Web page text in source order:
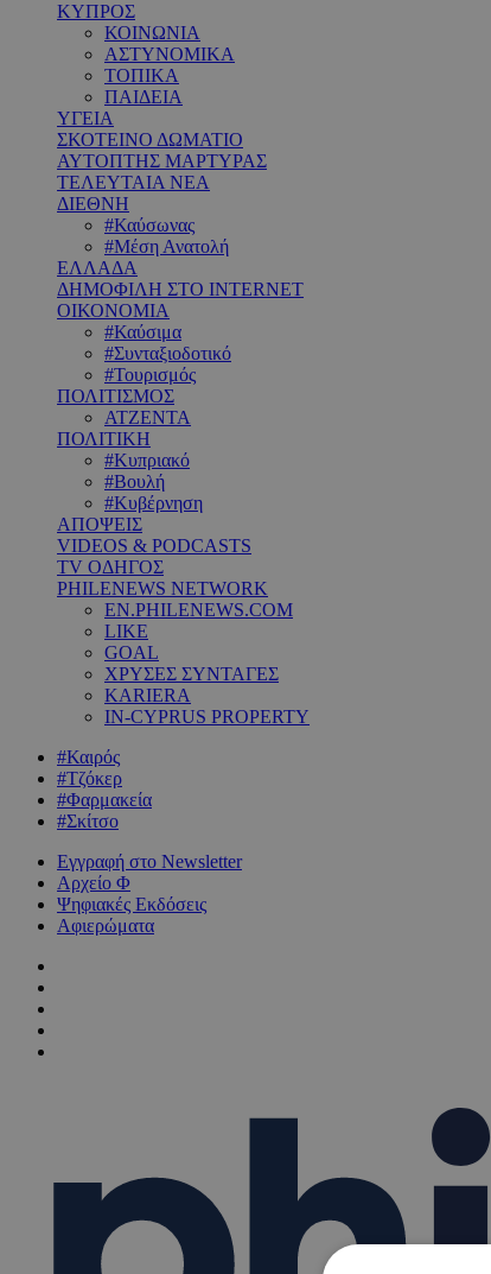
ΚΥΠΡΟΣ
ΚΟΙΝΩΝΙΑ
ΑΣΤΥΝΟΜΙΚΑ
ΤΟΠΙΚΑ
ΠΑΙΔΕΙΑ
ΥΓΕΙΑ
ΣΚΟΤΕΙΝΟ ΔΩΜΑΤΙΟ
ΑΥΤΟΠΤΗΣ ΜΑΡΤΥΡΑΣ
ΤΕΛΕΥΤΑΙΑ ΝΕΑ
ΔΙΕΘΝΗ
#Καύσωνας
#Μέση Ανατολή
ΕΛΛΑΔΑ
ΔΗΜΟΦΙΛΗ ΣΤΟ INTERNET
ΟΙΚΟΝΟΜΙΑ
#Καύσιμα
#Συνταξιοδοτικό
#Τουρισμός
ΠΟΛΙΤΙΣΜΟΣ
ΑΤΖΕΝΤΑ
ΠΟΛΙΤΙΚΗ
#Κυπριακό
#Βουλή
#Κυβέρνηση
ΑΠΟΨΕΙΣ
VIDEOS & PODCASTS
TV ΟΔΗΓΟΣ
PHILENEWS NETWORK
EN.PHILENEWS.COM
LIKE
GOAL
ΧΡΥΣΕΣ ΣΥΝΤΑΓΕΣ
KARIERA
IN-CYPRUS PROPERTY
#Καιρός
#Τζόκερ
#Φαρμακεία
#Σκίτσο
Εγγραφή στο Newsletter
Αρχείο Φ
Ψηφιακές Εκδόσεις
Αφιερώματα